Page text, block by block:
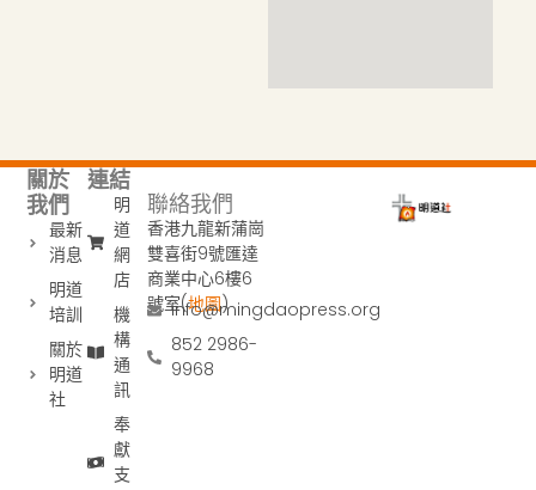
關於
我們
最新
消息
明道
培訓
關於
明道
社
連結
明
道
網
店
機
構
通
訊
奉
獻
支
聯絡我們
香港九龍新蒲崗
雙喜街9號匯達
商業中心6樓6
號室(地圖)
info@mingdaopress.org
852 2986-
9968